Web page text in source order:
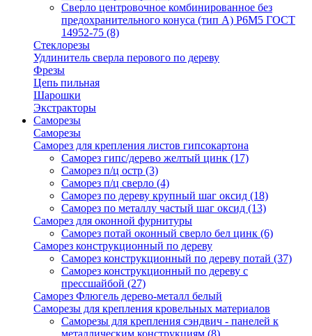
Сверло центровочное комбинированное без
предохранительного конуса (тип А) Р6М5 ГОСТ
14952-75 (8)
Стеклорезы
Удлинитель сверла перового по дереву
Фрезы
Цепь пильная
Шарошки
Экстракторы
Саморезы
Саморезы
Саморез для крепления листов гипсокартона
Саморез гипс/дерево желтый цинк (17)
Саморез п/ц остр (3)
Саморез п/ц сверло (4)
Саморез по дереву крупный шаг оксид (18)
Саморез по металлу частый шаг оксид (13)
Саморез для оконной фурнитуры
Саморез потай оконный сверло бел цинк (6)
Саморез конструкционный по дереву
Саморез конструкционный по дереву потай (37)
Саморез конструкционный по дереву с
прессшайбой (27)
Саморез Флюгель дерево-металл белый
Саморезы для крепления кровельных материалов
Саморезы для крепления сэндвич - панелей к
металлическим конструкциям (8)